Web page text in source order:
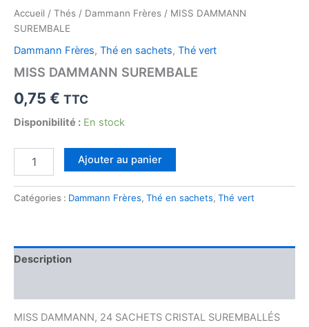
Accueil / Thés / Dammann Frères / MISS DAMMANN
SUREMBALE
Dammann Frères, Thé en sachets, Thé vert
MISS DAMMANN SUREMBALE
0,75 € TTC
Disponibilité : En stock
DAMMANN
Ajouter au panier
Catégories : Dammann Frères, Thé en sachets, Thé vert
Description
MISS DAMMANN, 24 SACHETS CRISTAL SUREMBALLÉS